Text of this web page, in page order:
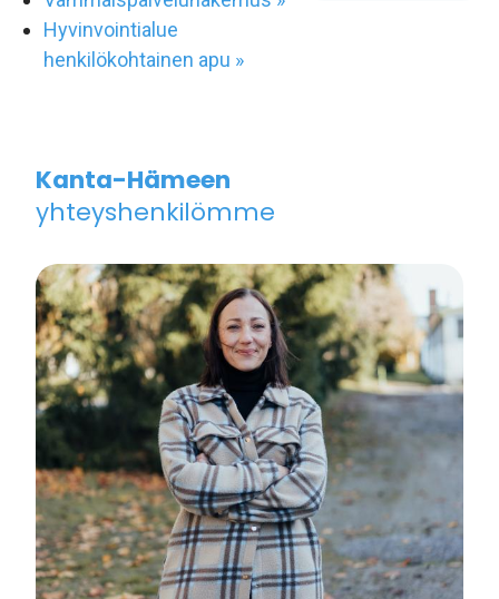
Hyvinvointialue
henkilökohtainen apu »
Kanta-Hämeen
yhteyshenkilömme